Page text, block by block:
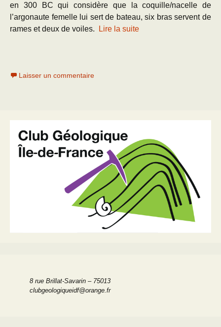
en 300 BC qui considère que la coquille/nacelle de
l’argonaute femelle lui sert de bateau, six bras servent de
rames et deux de voiles.
Lire la suite
Laisser un commentaire
8 rue Brillat-Savarin – 75013
clubgeologiqueidf@orange.fr